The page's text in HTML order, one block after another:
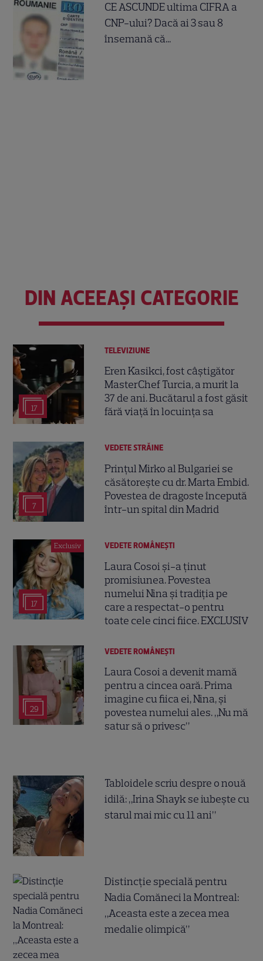
CE ASCUNDE ultima CIFRA a
CNP-ului? Dacă ai 3 sau 8
însemană că...
DIN ACEEAȘI CATEGORIE
17
TELEVIZIUNE
Eren Kasikci, fost câștigător
MasterChef Turcia, a murit la
37 de ani. Bucătarul a fost găsit
fără viață în locuința sa
7
VEDETE STRĂINE
Prințul Mirko al Bulgariei se
căsătorește cu dr. Marta Embid.
Povestea de dragoste începută
într-un spital din Madrid
Exclusiv
17
VEDETE ROMÂNEŞTI
Laura Cosoi și-a ținut
promisiunea. Povestea
numelui Nina și tradiția pe
care a respectat-o pentru
toate cele cinci fiice. EXCLUSIV
29
VEDETE ROMÂNEŞTI
Laura Cosoi a devenit mamă
pentru a cincea oară. Prima
imagine cu fiica ei, Nina, și
povestea numelui ales. „Nu mă
satur să o privesc”
Tabloidele scriu despre o nouă
idilă: „Irina Shayk se iubește cu
starul mai mic cu 11 ani”
Distincție specială pentru
Nadia Comăneci la Montreal:
„Aceasta este a zecea mea
medalie olimpică”